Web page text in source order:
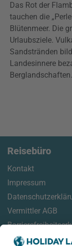
Das Rot der
tauchen die
Blütenmeer. Die
Urlaubsziele.
Sandstränden
Landesinnere
Berglandschaften.
Reisebüro
Kontakt
Impressum
Vermittler AGB